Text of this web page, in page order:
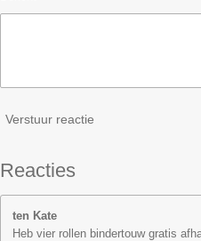
Verstuur reactie
Reacties
ten Kate
Heb vier rollen bindertouw gratis